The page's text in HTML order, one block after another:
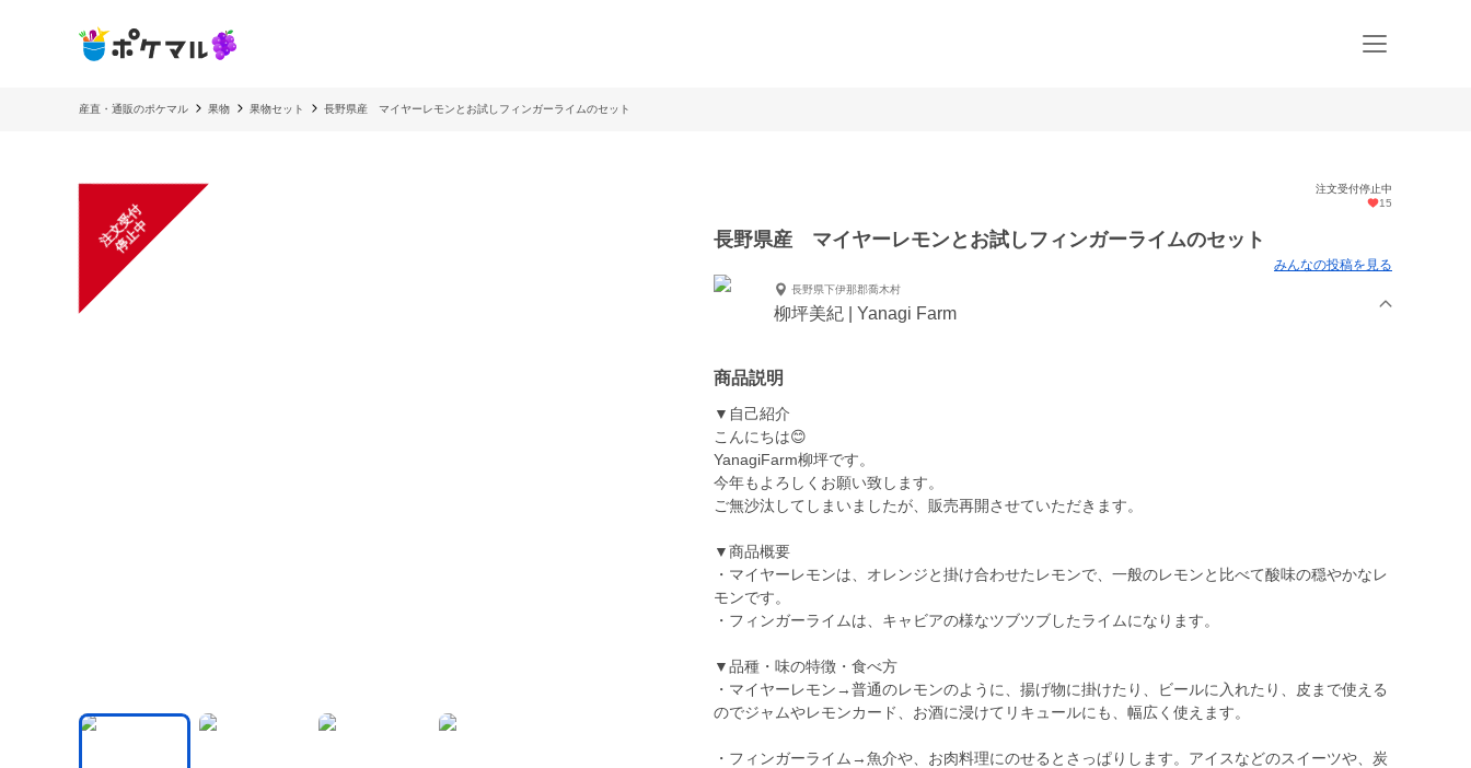
産直・通販のポケマル 果物 果物セット 長野県産 マイヤーレモンとお試しフィンガーライムのセット
注
文
受
付
停
止
中
注文受付停止中
15
長野県産 マイヤーレモンとお試しフィンガーライムのセット
みんなの投稿を見る
長野県下伊那郡喬木村
柳坪美紀 | Yanagi Farm
商品説明
▼自己紹介
こんにちは😊
YanagiFarm柳坪です。
今年もよろしくお願い致します。
ご無沙汰してしまいましたが、販売再開させていただきます。
▼商品概要
・マイヤーレモンは、オレンジと掛け合わせたレモンで、一般のレモンと比べて酸味の穏やかなレ
モンです。
・フィンガーライムは、キャビアの様なツブツブしたライムになります。
▼品種・味の特徴・食べ方
・マイヤーレモン→普通のレモンのように、揚げ物に掛けたり、ビールに入れたり、皮まで使える
のでジャムやレモンカード、お酒に浸けてリキュールにも、幅広く使えます。
・フィンガーライム→魚介や、お肉料理にのせるとさっぱりします。アイスなどのスイーツや、炭